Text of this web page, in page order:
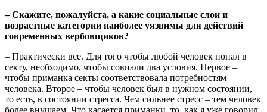
– Скажите, пожалуйста, а какие социальные слои и
возрастные категории наиболее уязвимы для действий
современных вербовщиков?
– Практически все. Для того чтобы любой человек попал в
секту, необходимо, чтобы совпали два условия. Первое –
чтобы приманка секты соответствовала потребностям
человека. Второе – чтобы человек был в нужном состоянии,
то есть, в состоянии стресса. Чем сильнее стресс – тем человек
более внушаем. Что касается приманки, то, как я уже говорил,